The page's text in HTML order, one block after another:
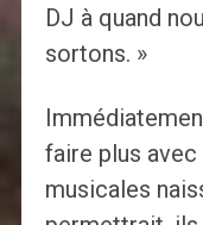
DJ à quand
sortons. »
faire plus
musicales